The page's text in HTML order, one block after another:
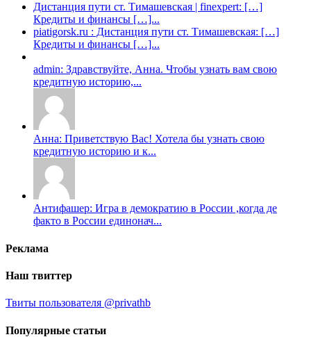
Дистанция пути ст. Тимашевская | finexpert: […]
Кредиты и финансы […]...
piatigorsk.ru : Дистанция пути ст. Тимашевская: […]
Кредиты и финансы […]...
admin: Здравствуйте, Анна. Чтобы узнать вам свою
кредитную историю,...
Анна: Приветствую Вас! Хотела бы узнать свою
кредитную историю и к...
Антифашер: Игра в демократию в России ,когда де
факто в России единонач...
Реклама
Наш твиттер
Твиты пользователя @privathb
Популярные статьи